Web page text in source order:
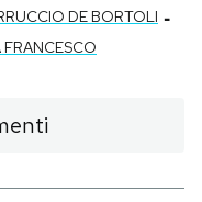
DE BORTOLI -
FRANCESCO